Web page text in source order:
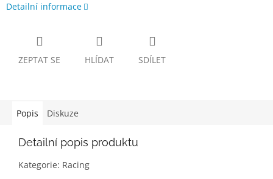
Detailní informace
ZEPTAT SE HLÍDAT SDÍLET
Popis Diskuze
Detailní popis produktu
Kategorie: Racing